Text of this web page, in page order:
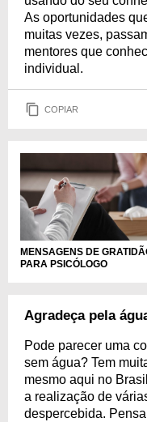
As oportunidades
muitas vezes,
mentores que
individual.
COPIAR
MENSAGENS DE
PARA PSICÓLOGO
Agradeça pela
Pode parecer uma
sem água? Tem
mesmo aqui no
a realização de
despercebida.